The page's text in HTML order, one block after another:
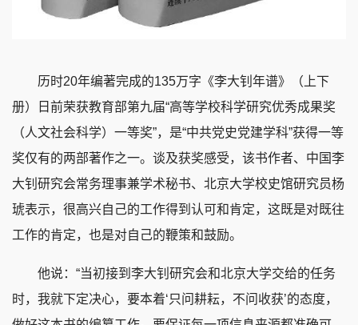
历时20年编著完成的135万字《李大钊年谱》（上下
册）日前荣获教育部第九届“高等学校科学研究优秀成果奖
（人文社会科学）一等奖”，是“中共党史党建学科”获得一等
奖仅有的两部著作之一。谈及获奖感受，该书作者、中国李
大钊研究会常务理事兼学术秘书、北京大学校史馆研究员杨
琥表示，很高兴自己的工作得到认可和肯定，这既是对既往
工作的肯定，也是对自己的鞭策和鼓励。
他说：“当初接到李大钊研究会和北京大学交给的任务
时，我就下定决心，要本着‘只问耕耘，不问收获’的态度，